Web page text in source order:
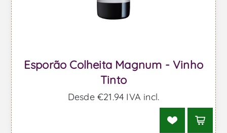
Esporão Colheita Magnum - Vinho
Tinto
Desde €21,94 IVA incl.